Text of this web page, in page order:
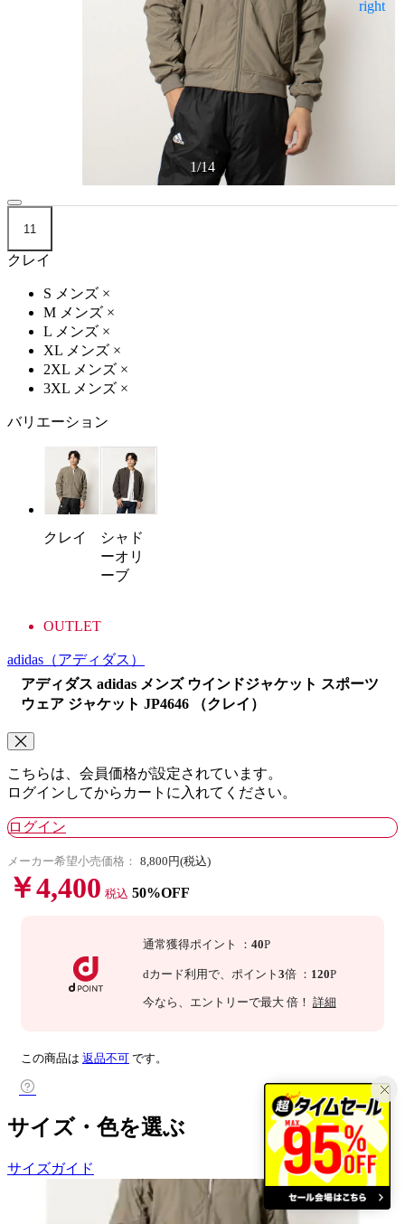
1/14
11
クレイ
S メンズ ×
M メンズ ×
L メンズ ×
XL メンズ ×
2XL メンズ ×
3XL メンズ ×
バリエーション
クレイ
シャド
ーオリ
ーブ
OUTLET
adidas （アディダス）
アディダス adidas メンズ ウインドジャケット スポーツ
ウェア ジャケット JP4646 （クレイ）
こちらは、会員価格が設定されています。
ログインしてからカートに入れてください。
ログイン
メーカー希望小売価格： 8,800円(税込)
￥4,400 税込 50%OFF
通常獲得ポイント ： 40P
dカード利用で、 ポイント 3倍 ： 120P
今なら 、エントリーで最大 倍！ 詳細
この商品は 返品不可 です。
サイズ・色を選ぶ
サイズガイド